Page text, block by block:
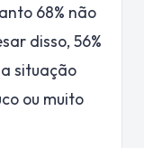
68% não
disso, 56%
situação
ou muito